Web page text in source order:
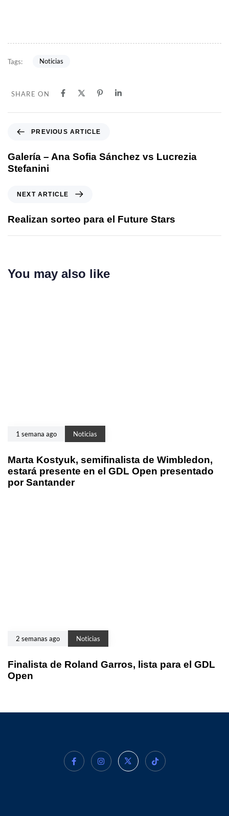
Tags: Noticias
SHARE ON
PREVIOUS ARTICLE
Galería – Ana Sofia Sánchez vs Lucrezia
Stefanini
NEXT ARTICLE
Realizan sorteo para el Future Stars
You may also like
1 semana ago Noticias
Marta Kostyuk, semifinalista de Wimbledon,
estará presente en el GDL Open presentado
por Santander
2 semanas ago Noticias
Finalista de Roland Garros, lista para el GDL
Open